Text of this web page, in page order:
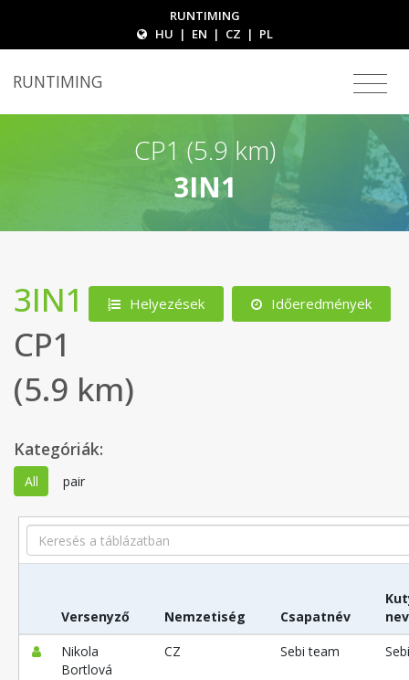
RUNTIMING
HU | EN | CZ | PL
RUNTIMING
CP1 (5.9 km)
3IN1
Helyezések Időeredmények
3IN1
CP1
(5.9 km)
Kategóriák:
All pair
Search
Versenyző Nemzetiség Csapatnév
Nikola
Bortlová
CZ Sebi team Sebi